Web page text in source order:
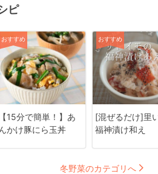
ピ
おすすめ
【15分で簡単！】あ
んかけ豚にら玉丼
おすすめ
[混ぜるだけ]里
福神漬け和え
冬野菜のカテゴリへ